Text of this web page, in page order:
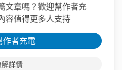
文章嗎？歡迎幫作者充
容值得更多人支持
作者充電
解詳情